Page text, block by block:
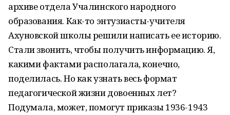
архиве отдела Учалинского народного
образования. Как-то энтузиасты-учителя
Ахуновской школы решили написать ее историю.
Стали звонить, чтобы получить информацию. Я,
какими фактами располагала, конечно,
поделилась. Но как узнать весь формат
педагогической жизни довоенных лет?
Подумала, может, помогут приказы 1936-1943